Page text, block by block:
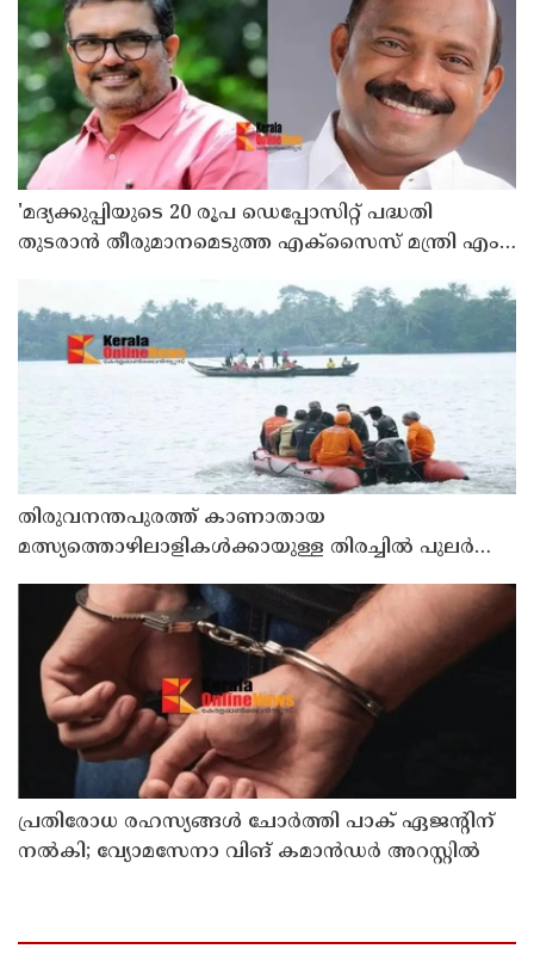
'മദ്യക്കുപ്പിയുടെ 20 രൂപ ഡെപ്പോസിറ്റ് പദ്ധതി
തുടരാന്‍ തീരുമാനമെടുത്ത എക്സൈസ് മന്ത്രി എം
രാജേഷ്
തിരുവനന്തപുരത്ത് കാണാതായ
മത്സ്യത്തൊഴിലാളികള്‍ക്കായുള്ള തിരച്ചില്‍ പുലര്‍ച്ചെ
തുടങ്ങി
പ്രതിരോധ രഹസ്യങ്ങള്‍ ചോര്‍ത്തി പാക് ഏജന്റിന്
നല്‍കി; വ്യോമസേനാ വിങ് കമാന്‍ഡര്‍ അറസ്റ്റില്‍